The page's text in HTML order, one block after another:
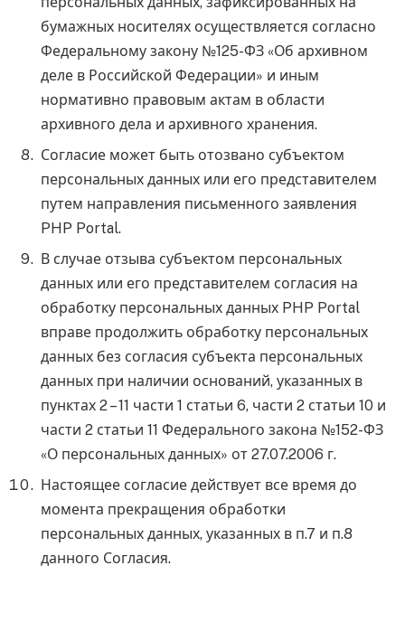
бумажных носителях осуществляется согласно
Федеральному закону №125-ФЗ «Об архивном
деле в Российской Федерации» и иным
нормативно правовым актам в области
архивного дела и архивного хранения.
Согласие может быть отозвано субъектом
персональных данных или его представителем
путем направления письменного заявления
PHP Portal.
В случае отзыва субъектом персональных
данных или его представителем согласия на
обработку персональных данных PHP Portal
вправе продолжить обработку персональных
данных без согласия субъекта персональных
данных при наличии оснований, указанных в
пунктах 2 – 11 части 1 статьи 6, части 2 статьи 10 и
части 2 статьи 11 Федерального закона №152-ФЗ
«О персональных данных» от 27.07.2006 г.
Настоящее согласие действует все время до
момента прекращения обработки
персональных данных, указанных в п.7 и п.8
данного Согласия.